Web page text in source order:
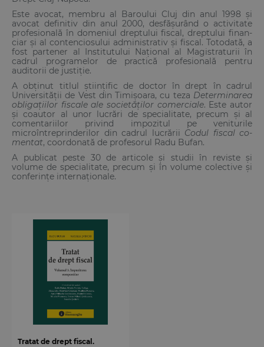
Este avocat, membru al Baroului Cluj din anul 1998 și
avocat definitiv din anul 2000, desfășurând o activitate
profesională în domeniul dreptului fiscal, dreptului finan­
ciar și al contenciosului administrativ și fiscal. Totodată, a
fost partener al Institutu­lui Național al Magistraturii în
cadrul programelor de practică profesională pentru
auditorii de justiție.
A obținut titlul științific de doctor în drept în cadrul
Universității de Vest din Timișoara, cu teza Determinarea
obligațiilor fiscale ale societăților comerciale. Este autor
și coautor al unor lucrări de specialitate, precum și al
comentariilor privind impo­zitul pe veniturile
microîntreprinderilor din cadrul lucrării Codul fiscal co­
mentat, coordonată de profesorul Radu Bufan.
A publicat peste 30 de articole și studii în reviste și
volume de specialitate, precum și în volume colective și
conferințe internaționale.
Tratat de drept fiscal.